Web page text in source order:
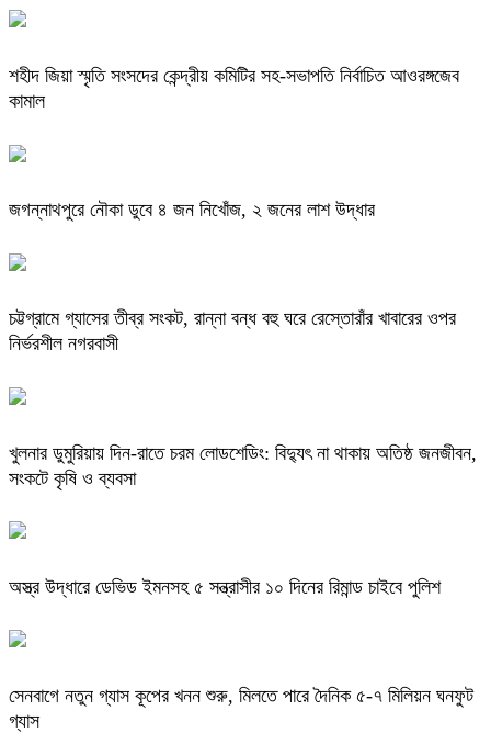
শহীদ জিয়া স্মৃতি সংসদের কেন্দ্রীয় কমিটির সহ-সভাপতি নির্বাচিত আওরঙ্গজেব
কামাল
জগন্নাথপুরে নৌকা ডুবে ৪ জন নিখোঁজ, ২ জনের লাশ উদ্ধার
চট্টগ্রামে গ্যাসের তীব্র সংকট, রান্না বন্ধ বহু ঘরে রেস্তোরাঁর খাবারের ওপর
নির্ভরশীল নগরবাসী
খুলনার ডুমুরিয়ায় দিন-রাতে চরম লোডশেডিং: বিদ্যুৎ না থাকায় অতিষ্ঠ জনজীবন,
সংকটে কৃষি ও ব্যবসা
অস্ত্র উদ্ধারে ডেভিড ইমনসহ ৫ সন্ত্রাসীর ১০ দিনের রিমান্ড চাইবে পুলিশ
সেনবাগে নতুন গ্যাস কূপের খনন শুরু, মিলতে পারে দৈনিক ৫-৭ মিলিয়ন ঘনফুট
গ্যাস